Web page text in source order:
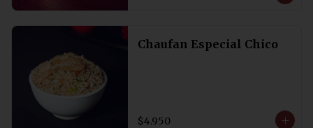
Chaufan Especial Chico
$4.950